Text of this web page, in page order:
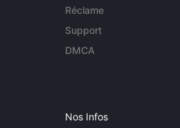
Réclame
Support
DMCA
Nos Infos